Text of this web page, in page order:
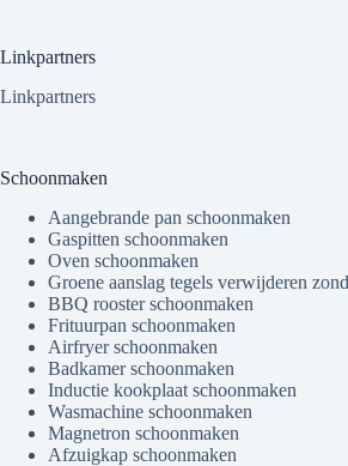
Linkpartners
Linkpartners
Schoonmaken
Aangebrande pan schoonmaken
Gaspitten schoonmaken
Oven schoonmaken
Groene aanslag tegels verwijderen
BBQ rooster schoonmaken
Frituurpan schoonmaken
Airfryer schoonmaken
Badkamer schoonmaken
Inductie kookplaat schoonmaken
Wasmachine schoonmaken
Magnetron schoonmaken
Afzuigkap schoonmaken